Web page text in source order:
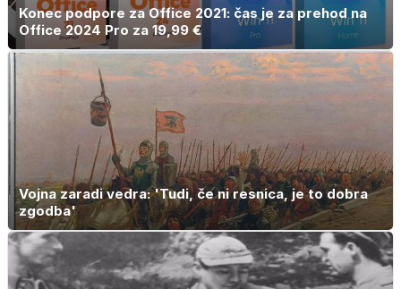
Konec podpore za Office 2021: čas je za prehod na
Office 2024 Pro za 19,99 €
Vojna zaradi vedra: 'Tudi, če ni resnica, je to dobra
zgodba'